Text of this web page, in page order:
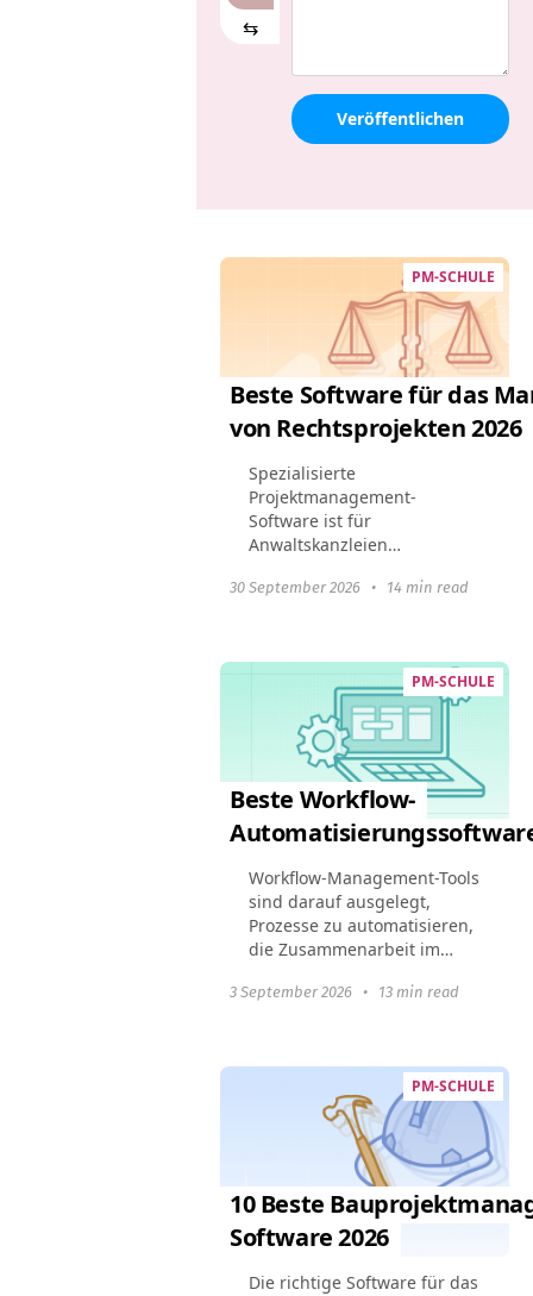
⇆
Veröffentlichen
PM-SCHULE
Beste Software für das
von Rechtsprojekten 2026
Spezialisierte
Projektmanagement-
Software ist für
Anwaltskanzleien
Rechtsanwaltskanzleien
Fallmanagement optimieren,
die Einhaltung rechtlicher...
30 September 2026 • 14 min read
PM-SCHULE
Beste Workflow-
Workflow-Management-Tools
sind darauf ausgelegt,
Prozesse zu automatisieren,
die Zusammenarbeit im
Gesamtproduktivität zu
Workflow...
3 September 2026 • 13 min read
PM-SCHULE
10 Beste
Software 2026
Die richtige Software für das